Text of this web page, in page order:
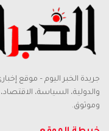
جريدة الخبر اليوم – موقع
والدولية، السياسة،
وموثوق.